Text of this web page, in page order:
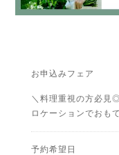
お申込みフェア
＼料理重視の方必見
ロケーションでおも
予約希望日